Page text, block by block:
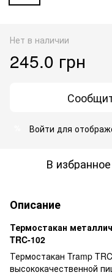
Нет в наличии
245.0 грн
Войти для
В избранное
Описание
Термостакан
TRC-102
Термостакан Tramp
высококачественной